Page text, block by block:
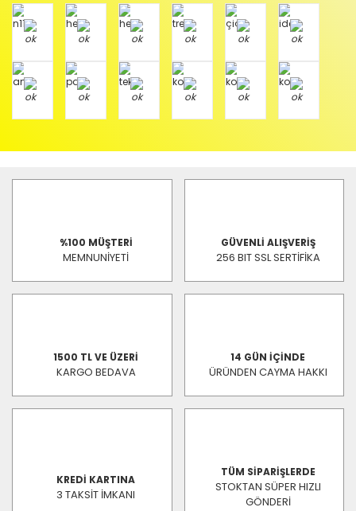
%100 MÜŞTERİ
MEMNUNİYETİ
GÜVENLİ ALIŞVERİŞ
256 BIT SSL SERTİFİKA
1500 TL VE ÜZERİ
KARGO BEDAVA
14 GÜN İÇİNDE
ÜRÜNDEN CAYMA HAKKI
KREDİ KARTINA
3 TAKSİT İMKANI
TÜM SİPARİŞLERDE
STOKTAN SÜPER HIZLI
GÖNDERİ